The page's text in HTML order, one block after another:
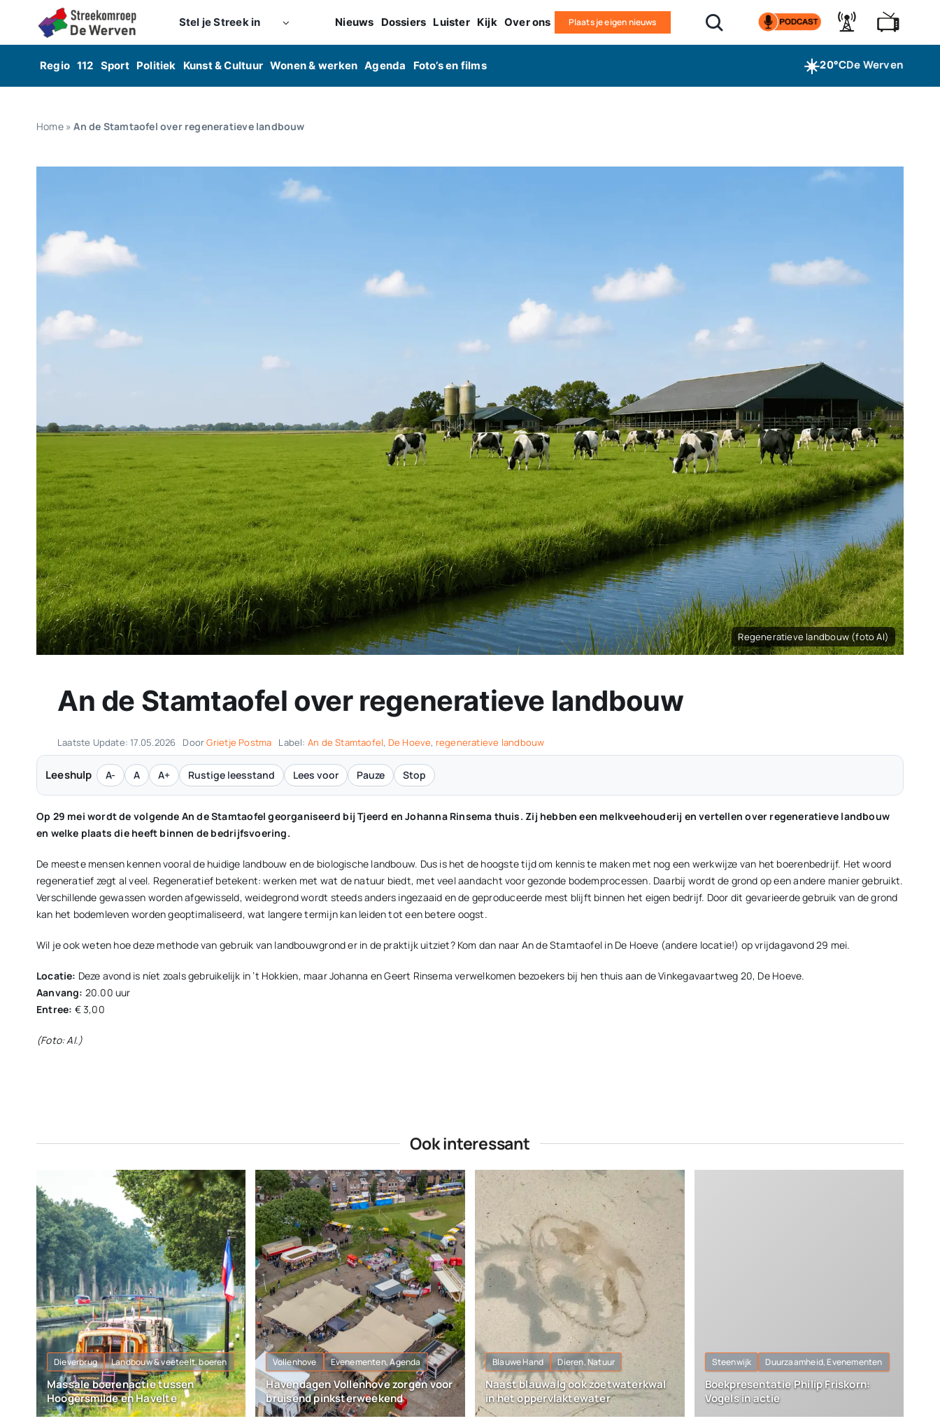
Stel je Streek in Nieuws Dossiers Luister Kijk Over ons Plaats je eigen nieuws
Regio 112 Sport Politiek Kunst & Cultuur Wonen & werken Agenda Foto’s en films ☀️20°CDe Werven
Home»An de Stamtaofel over regeneratieve landbouw
Regeneratieve landbouw (foto AI)
An de Stamtaofel over regeneratieve landbouw
Laatste Update: 17.05.2026 DoorGrietje Postma Label: An de Stamtaofel, De Hoeve, regeneratieve landbouw
Leeshulp A- A A+ Rustige leesstand Lees voor Pauze Stop
Op 29 mei wordt de volgende An de Stamtaofel georganiseerd bij Tjeerd en Johanna Rinsema thuis. Zij hebben een melkveehouderij en vertellen over regeneratieve landbouw
en welke plaats die heeft binnen de bedrijfsvoering.
De meeste mensen kennen vooral de huidige landbouw en de biologische landbouw. Dus is het de hoogste tijd om kennis te maken met nog een werkwijze van het boerenbedrijf. Het woord
regeneratief zegt al veel. Regeneratief betekent: werken met wat de natuur biedt, met veel aandacht voor gezonde bodemprocessen. Daarbij wordt de grond op een andere manier gebruikt.
Verschillende gewassen worden afgewisseld, weidegrond wordt steeds anders ingezaaid en de geproduceerde mest blijft binnen het eigen bedrijf. Door dit gevarieerde gebruik van de grond
kan het bodemleven worden geoptimaliseerd, wat langere termijn kan leiden tot een betere oogst.
Wil je ook weten hoe deze methode van gebruik van landbouwgrond er in de praktijk uitziet? Kom dan naar An de Stamtaofel in De Hoeve (andere locatie!) op vrijdagavond 29 mei.
Locatie: Deze avond is níet zoals gebruikelijk in ’t Hokkien, maar Johanna en Geert Rinsema verwelkomen bezoekers bij hen thuis aan de Vinkegavaartweg 20, De Hoeve.
Aanvang: 20.00 uur
Entree: € 3,00
(Foto: AI.)
Ook interessant
Dieverbrug Landbouw & veeteelt, boeren
Massale boerenactie tussen
Hoogersmilde en Havelte
Vollenhove Evenementen, Agenda
Havendagen Vollenhove zorgen voor
bruisend pinksterweekend
Blauwe Hand Dieren, Natuur
Naast blauwalg ook zoetwaterkwal
in het oppervlaktewater
Steenwijk Duurzaamheid, Evenementen
Boekpresentatie Philip Friskorn:
Vogels in actie